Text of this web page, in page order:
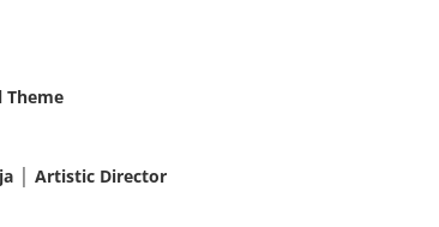
Theme
│ Artistic Director